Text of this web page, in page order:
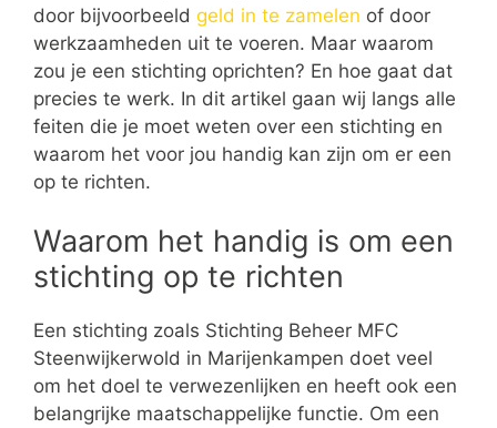
door bijvoorbeeld geld in te zamelen of door
werkzaamheden uit te voeren. Maar waarom
zou je een stichting oprichten? En hoe gaat dat
precies te werk. In dit artikel gaan wij langs alle
feiten die je moet weten over een stichting en
waarom het voor jou handig kan zijn om er een
op te richten.
Waarom het handig is om een
stichting op te richten
Een stichting zoals Stichting Beheer MFC
Steenwijkerwold in Marijenkampen doet veel
om het doel te verwezenlijken en heeft ook een
belangrijke maatschappelijke functie. Om een